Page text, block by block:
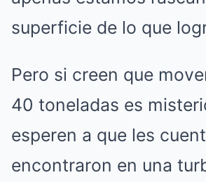
superficie de lo que
Pero si creen que
40 toneladas es
esperen a que les
encontraron en una